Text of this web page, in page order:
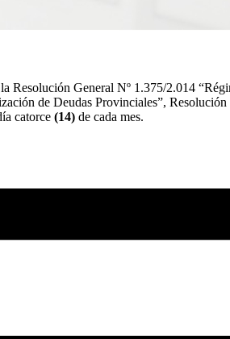
Resolución General Nº 1.375/2.014
de Deudas Provinciales”,
catorce (14) de cada mes.